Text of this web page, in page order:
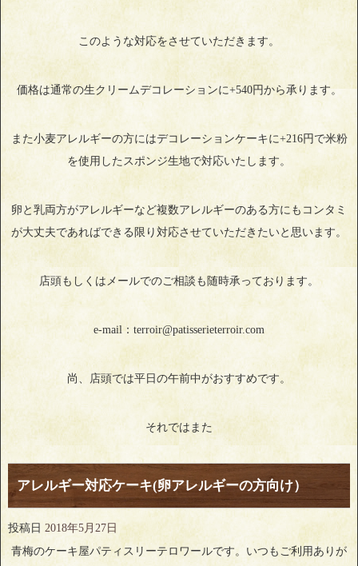
このような対応をさせていただきます。
価格は通常の生クリームデコレーションに+540円から承ります。
また小麦アレルギーの方にはデコレーションケーキに+216円で米粉
を使用したスポンジ生地で対応いたします。
卵と乳両方がアレルギーなど複数アレルギーのある方にもコンタミ
が大丈夫であればできる限り対応させていただきたいと思います。
店頭もしくはメールでのご相談も随時承っております。
e-mail：terroir@patisserieterroir.com
尚、店頭では平日の午前中がおすすめです。
それではまた
アレルギー対応ケーキ(卵アレルギーの方向け）
投稿日 2018年5月27日
青梅のケーキ屋パティスリーテロワールです。いつもご利用ありが